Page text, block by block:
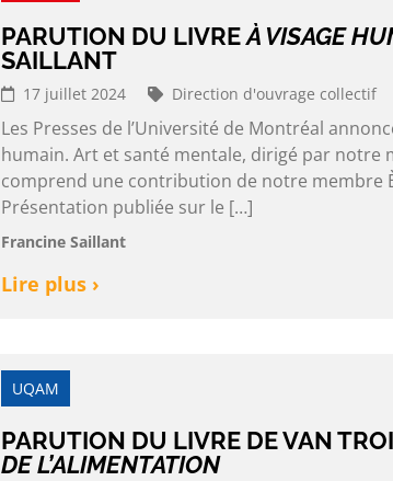
PARUTION DU LIVREÀ VISAGE
SAILLANT
17 juillet 2024 Direction d'ouvrage collectif
Les Presses de l’Université de Montréal
humain. Art et santé mentale, dirigé par notre
comprend une contribution de notre membre
Présentation publiée sur le […]
Francine Saillant
Lire plus ›
UQAM
PARUTION DU LIVRE DE VAN
DE L’ALIMENTATION